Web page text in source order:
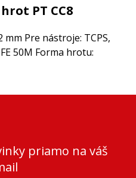
PT CC8
mm Pre nástroje: TCPS,
50M Forma hrotu:
priamo na váš